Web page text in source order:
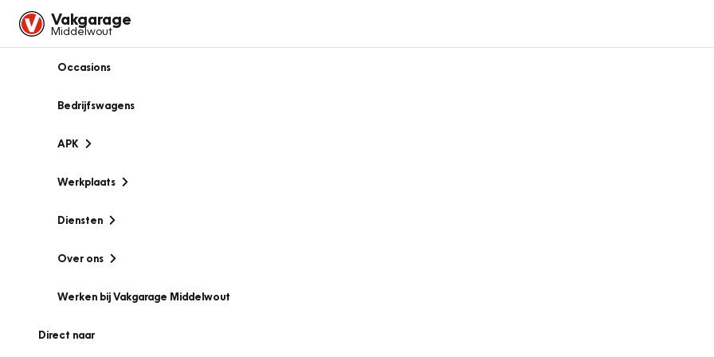
Vakgarage
Middelwout
Occasions
Bedrijfswagens
APK
Werkplaats
Diensten
Over ons
Werken bij Vakgarage Middelwout
Direct naar